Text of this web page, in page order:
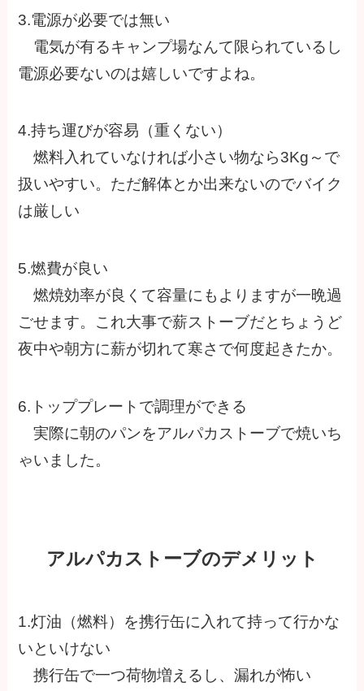
3.電源が必要では無い
電気が有るキャンプ場なんて限られているし
電源必要ないのは嬉しいですよね。
4.持ち運びが容易（重くない）
燃料入れていなければ小さい物なら3Kg～で
扱いやすい。ただ解体とか出来ないのでバイク
は厳しい
5.燃費が良い
燃焼効率が良くて容量にもよりますが一晩過
ごせます。これ大事で薪ストーブだとちょうど
夜中や朝方に薪が切れて寒さで何度起きたか。
6.トッププレートで調理ができる
実際に朝のパンをアルパカストーブで焼いち
ゃいました。
アルパカストーブのデメリット
1.灯油（燃料）を携行缶に入れて持って行かな
いといけない
携行缶で一つ荷物増えるし、漏れが怖い